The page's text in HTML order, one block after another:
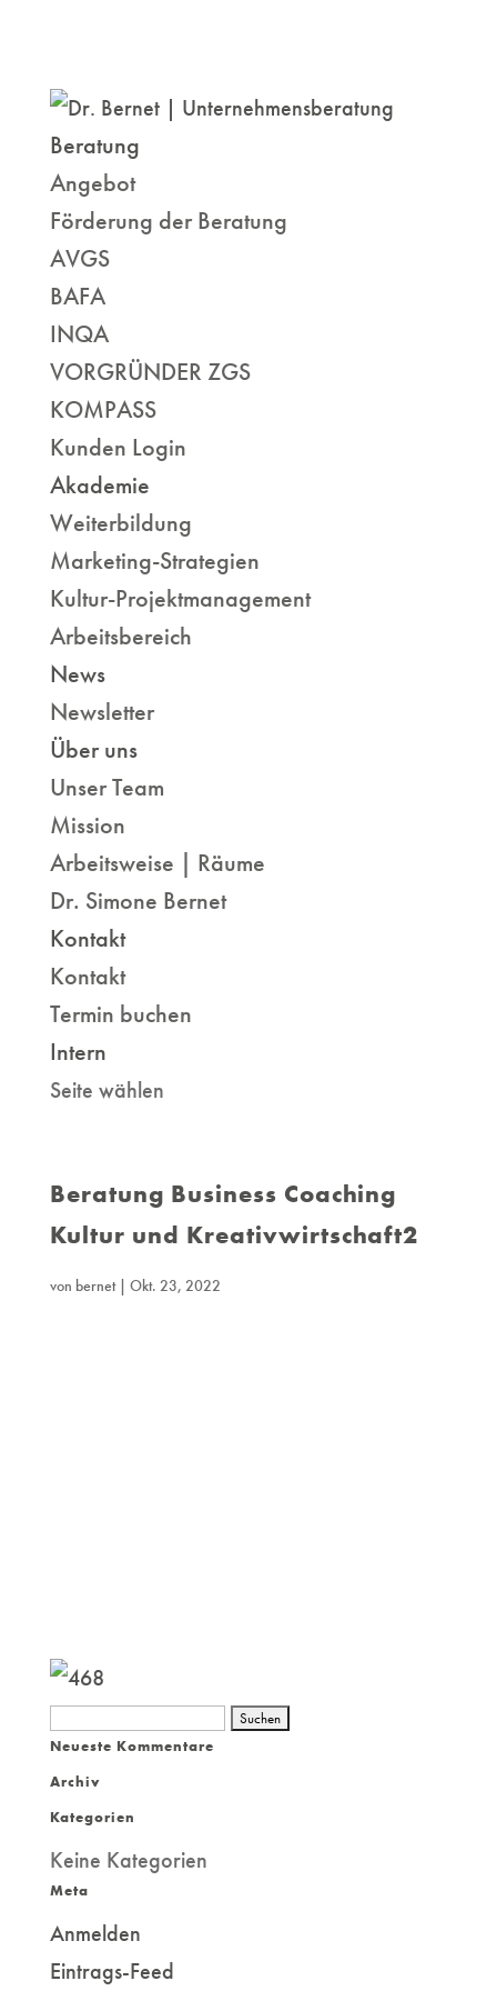
Beratung
Angebot
Förderung der Beratung
AVGS
BAFA
INQA
VORGRÜNDER ZGS
KOMPASS
Kunden Login
Akademie
Weiterbildung
Marketing-Strategien
Kultur-Projektmanagement
Arbeitsbereich
News
Newsletter
Über uns
Unser Team
Mission
Arbeitsweise | Räume
Dr. Simone Bernet
Kontakt
Kontakt
Termin buchen
Intern
Seite wählen
Beratung Business Coaching
Kultur und Kreativwirtschaft2
von bernet| Okt. 23, 2022
Suchen
nach:
Neueste Kommentare
Archiv
Kategorien
Keine Kategorien
Meta
Anmelden
Eintrags-Feed